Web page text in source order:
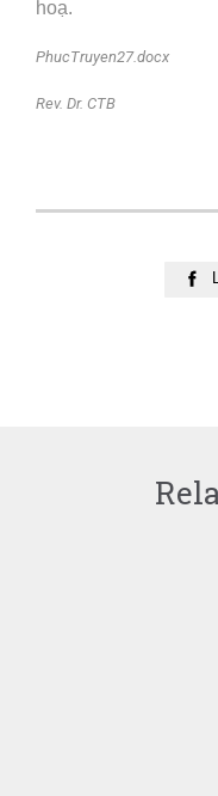
hoạ.
PhucTruyen27.docx
Rev. Dr. CTB
